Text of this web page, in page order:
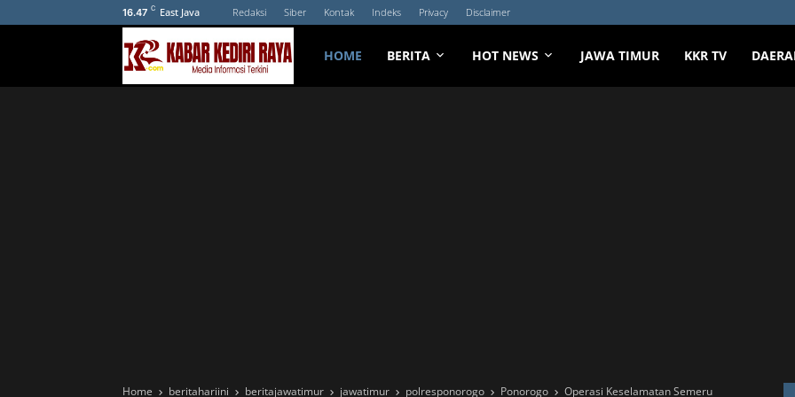
16.47 C East Java Redaksi Siber Kontak Indeks Privacy Disclaimer
HOME BERITA HOT NEWS JAWA TIMUR KKR TV
Home beritahariini beritajawatimur jawatimur polresponorogo Ponorogo
Operasi Keselamatan Semeru